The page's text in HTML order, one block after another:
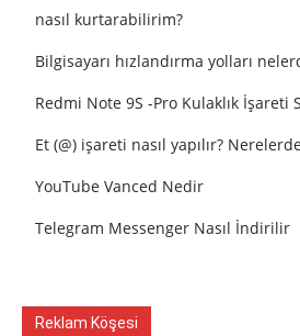
nasıl kurtarabilirim?
Bilgisayarı hızlandırma yolları
Redmi Note 9S -Pro Kulaklık İşareti
Et (@) işareti nasıl yapılır?
YouTube Vanced Nedir
Telegram Messenger Nasıl İndirilir
Reklam Köşesi